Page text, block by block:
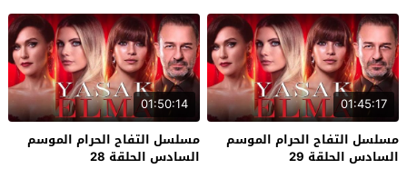
01:45:17
مسلسل التفاح الحرام الموسم
السادس الحلقة 29
01:50:14
مسلسل التفاح الحرام الموسم
السادس الحلقة 28